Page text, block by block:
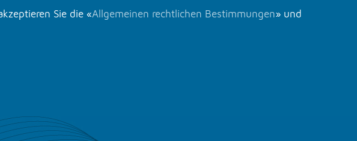
Sie die «Allgemeinen rechtlichen Bestimmungen» und